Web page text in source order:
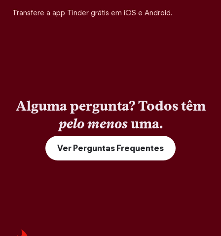
Transfere a app Tinder grátis em iOS e Android.
Alguma pergunta? Todos têm
pelo menosuma.
Ver Perguntas Frequentes